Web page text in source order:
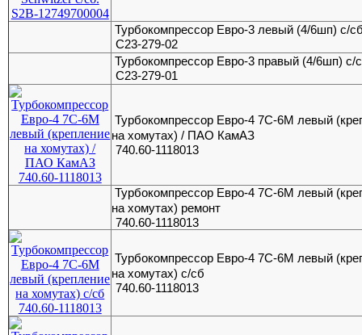
Турбокомпрессор Евро-3 левый (4/6шп) с/
С23-279-02
Турбокомпрессор Евро-3 правый (4/6шп) с/
С23-279-01
Турбокомпрессор Евро-4 7С-6М левый
на хомутах) / ПАО КамАЗ
740.60-1118013
Турбокомпрессор Евро-4 7С-6М левый
на хомутах) ремонт
740.60-1118013
Турбокомпрессор Евро-4 7С-6М левый
на хомутах) с/сб
740.60-1118013